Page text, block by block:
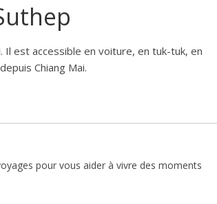
est accessible en voiture, en tuk-tuk, en
Chiang Mai.
pour vous aider à vivre des moments